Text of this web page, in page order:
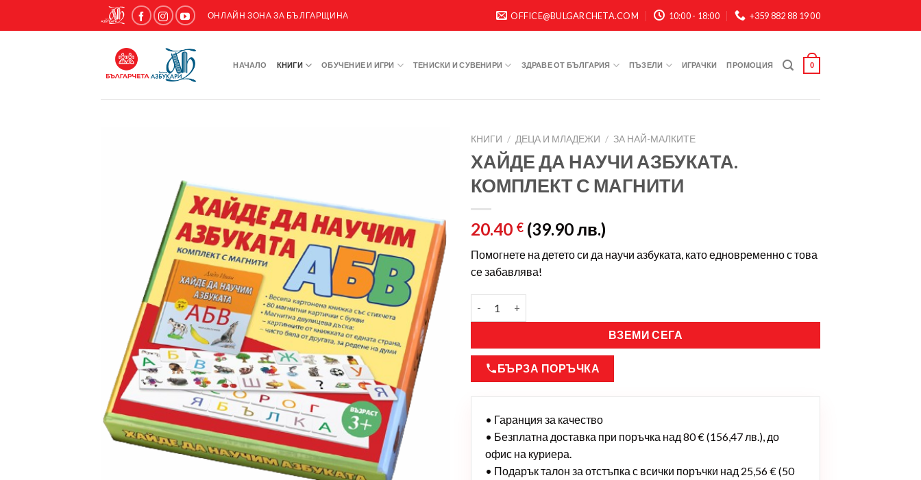
ОНЛАЙН ЗОНА ЗА БЪЛГАРЩИНА OFFICE@BULGARCHETA.COM 10:00 - 18:00 +359 882 88 19 00
НАЧАЛО КНИГИ ОБУЧЕНИЕ И ИГРИ ТЕНИСКИ И СУВЕНИРИ ЗДРАВЕ ОТ БЪЛГАРИЯ ПЪЗЕЛИ ИГРАЧКИ ПРОМОЦИЯ 0
КНИГИ / ДЕЦА И МЛАДЕЖИ / ЗА НАЙ-МАЛКИТЕ
ХАЙДЕ ДА НАУЧИ АЗБУКАТА.
КОМПЛЕКТ С МАГНИТИ
20.40 € (39.90 лв.)
Помогнете на детето си да научи азбуката, като едновременно с това
се забавлява!
ВЗЕМИ СЕГА
БЪРЗА ПОРЪЧКА
• Гаранция за качество
• Безплатна доставка при поръчка над 80 € (156,47 лв.), до
офис на куриера.
• Подарък талон за отстъпка с всички поръчки над 25,56 € (50